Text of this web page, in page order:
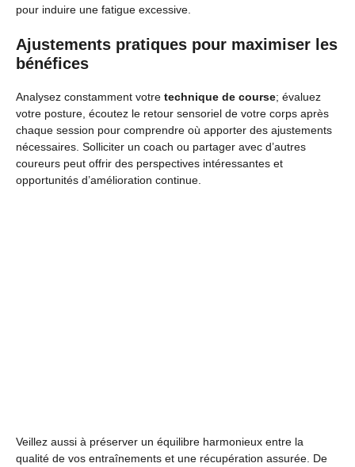
pour induire une fatigue excessive.
Ajustements pratiques pour maximiser les
bénéfices
Analysez constamment votre technique de course; évaluez
votre posture, écoutez le retour sensoriel de votre corps après
chaque session pour comprendre où apporter des ajustements
nécessaires. Solliciter un coach ou partager avec d’autres
coureurs peut offrir des perspectives intéressantes et
opportunités d’amélioration continue.
Veillez aussi à préserver un équilibre harmonieux entre la
qualité de vos entraînements et une récupération assurée. De